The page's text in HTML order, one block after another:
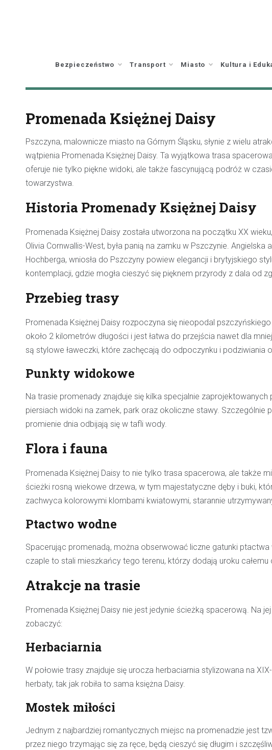
Bezpieczeństwo Transport Miasto Kultura i
Promenada Księżnej Daisy
Pszczyna, malownicze miasto na Górnym Śląsku, słynie z wielu
wątpienia Promenada Księżnej Daisy. Ta wyjątkowa trasa
oferuje nie tylko piękne widoki, ale także fascynującą podróż w
towarzystwa.
Historia Promenady Księżnej Daisy
Promenada Księżnej Daisy została utworzona na początku XX
Olivia Cornwallis-West, była panią na zamku w Pszczynie.
Hochberga, wniosła do Pszczyny powiew elegancji i brytyjskiego
kontemplacji, gdzie mogła cieszyć się pięknem przyrody z dala od
Przebieg trasy
Promenada Księżnej Daisy rozpoczyna się nieopodal
około 2 kilometrów długości i jest łatwa do przejścia nawet dla
są stylowe ławeczki, które zachęcają do odpoczynku i podziwiania
Punkty widokowe
Na trasie promenady znajduje się kilka specjalnie
piersiach widoki na zamek, park oraz okoliczne stawy. Szczególnie
promienie dnia odbijają się w tafli wody.
Flora i fauna
Promenada Księżnej Daisy to nie tylko trasa spacerowa, ale także
ścieżki rosną wiekowe drzewa, w tym majestatyczne dęby i buki,
zachwyca kolorowymi klombami kwiatowymi, starannie
Ptactwo wodne
Spacerując promenadą, można obserwować liczne gatunki
czaple to stali mieszkańcy tego terenu, którzy dodają uroku całemu
Atrakcje na trasie
Promenada Księżnej Daisy nie jest jedynie ścieżką spacerową. Na
zobaczyć:
Herbaciarnia
W połowie trasy znajduje się urocza herbaciarnia stylizowana na
herbaty, tak jak robiła to sama księżna Daisy.
Mostek miłości
Jednym z najbardziej romantycznych miejsc na promenadzie jest
przez niego trzymając się za ręce, będą cieszyć się długim i